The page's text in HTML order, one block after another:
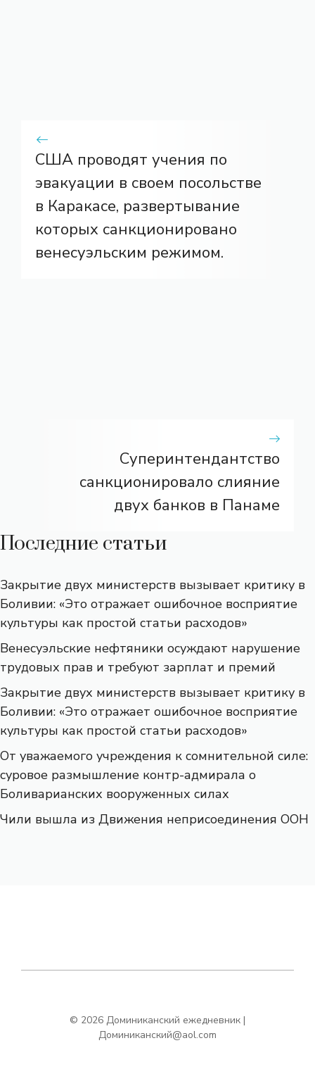
США проводят учения по
эвакуации в своем посольстве
в Каракасе, развертывание
которых санкционировано
венесуэльским режимом.
Суперинтендантство
санкционировало слияние
двух банков в Панаме
Последние статьи
Закрытие двух министерств вызывает критику в
Боливии: «Это отражает ошибочное восприятие
культуры как простой статьи расходов»
Венесуэльские нефтяники осуждают нарушение
трудовых прав и требуют зарплат и премий
Закрытие двух министерств вызывает критику в
Боливии: «Это отражает ошибочное восприятие
культуры как простой статьи расходов»
От уважаемого учреждения к сомнительной силе:
суровое размышление контр-адмирала о
Боливарианских вооруженных силах
Чили вышла из Движения неприсоединения ООН
© 2026 Доминиканский ежедневник |
Доминиканский@aol.com